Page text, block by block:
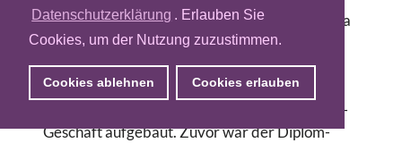
Datenschutzerklärung . Erlauben Sie
Cookies, um der Nutzung zuzustimmen.
Cookies ablehnen Cookies erlauben
Christian Heger führte zuletzt bei Weka Media
in München als Head of digital Sales den
Digitalbereich des Unternehmens. In dieser
Funktion hat er sowohl die digitale
Direktvermarktung als auch das Cross-Media-
Geschäft aufgebaut. Zuvor war der Diplom-